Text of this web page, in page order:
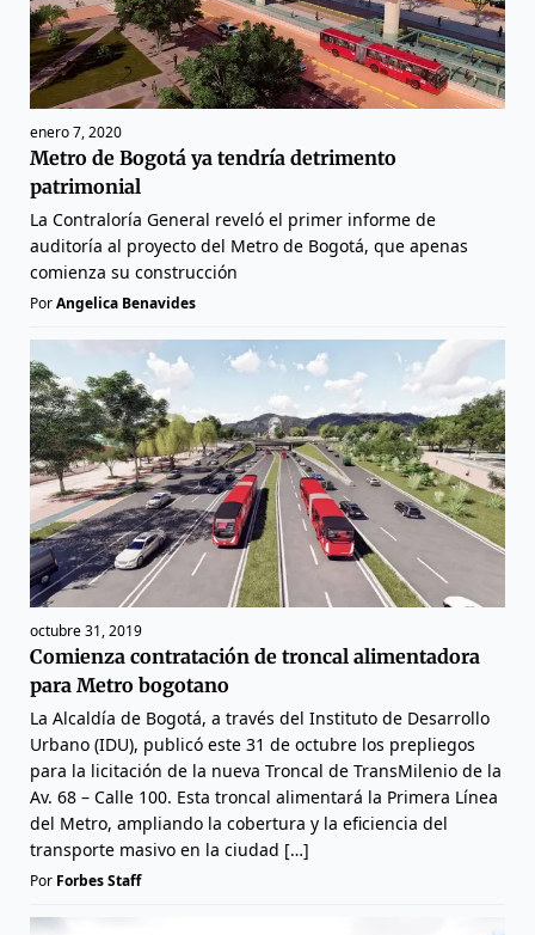
enero 7, 2020
Metro de Bogotá ya tendría detrimento
patrimonial
La Contraloría General reveló el primer informe de
auditoría al proyecto del Metro de Bogotá, que apenas
comienza su construcción
PorAngelica Benavides
octubre 31, 2019
Comienza contratación de troncal alimentadora
para Metro bogotano
La Alcaldía de Bogotá, a través del Instituto de Desarrollo
Urbano (IDU), publicó este 31 de octubre los prepliegos
para la licitación de la nueva Troncal de TransMilenio de la
Av. 68 – Calle 100. Esta troncal alimentará la Primera Línea
del Metro, ampliando la cobertura y la eficiencia del
transporte masivo en la ciudad […]
Por Forbes Staff